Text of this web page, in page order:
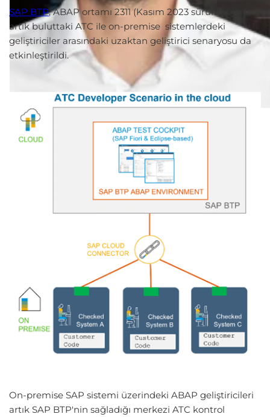
SAP BTP, ABAP ortamı 2311 (Kasım 2023 sürümü) ile
artık buluttaki ATC ile on-premise sistemlerdeki
geliştiriciler arasındaki uzaktan geliştirici senaryosu da
etkinleştirildi.
On-premise SAP sistemi üzerindeki ABAP geliştiricileri
artık SAP BTP'nin sağladığı merkezi ATC kontrol